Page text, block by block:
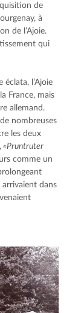
de
à
de l’Ajoie.
qui
éclata, l’Ajoie
France, mais
allemand.
nombreuses
les deux
«Pruntruter
comme un
dans